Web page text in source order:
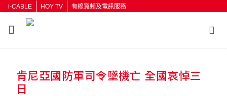
i-CABLE HOY TV 有線寬頻及電訊服務
按輸入鍵開始搜尋
肯尼亞國防軍司令墜機亡 全國哀悼三
日